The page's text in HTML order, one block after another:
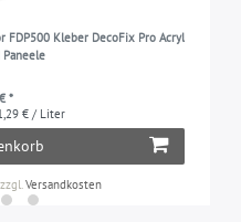
FDP500 Kleber DecoFix Pro Acryl
*
€ / Liter
zzgl. Versandkosten